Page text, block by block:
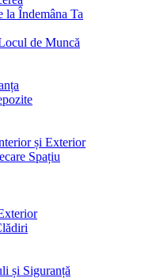
la Îndemâna Ta
de Muncă
și Exterior
Spațiu
și Siguranță